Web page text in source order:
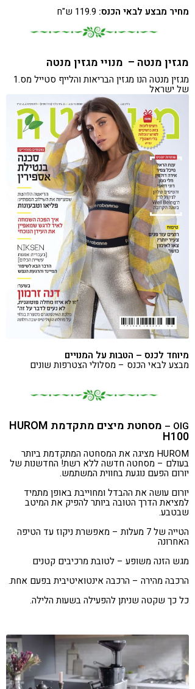
מחיר מבצע לבאי הכנס:
מגזין מנטה – מנויי מגזין מנטה
מגזין מנטה הנו מגזין הבריאות והלייף סטייל מס.1
של ישראל
מיוחד לכנס – הטבות על המנויים
מבצע לבאי הכנס – מסלולי הצטרפות שונים
OIG – מסחטת מיצים מתקדמת HUROM
H100
HUROM מציגה את המסחטה המתקדמת ביותר
בעולם – מסחטה חדשה ללא רשת! החדשנות של
יורום הפעם נוגעת בחווית המשתמש.
יורום עושה את ההבדל ומחוייבת באופן מתמיד
למציאת הדרך הטובה ביותר להפיק את המיטב
שבטבע.
הטייה של 7 מעלות – מאפשרת ניקוז עד הטיפה
האחרונה
מגש הזנה משופע – לטובת מרכיבים קטנים
הרכבה מהירה – הרכבה אינטואיטיבית בפעם אחת.
כל כך שקטה שניתן להפעילה בשעות הלילה.